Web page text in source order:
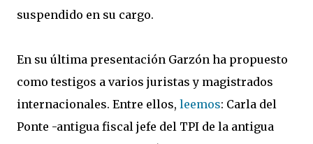
suspendido en su cargo.
En su última presentación Garzón ha propuesto
como testigos a varios juristas y magistrados
internacionales. Entre ellos, leemos: Carla del
Ponte -antigua fiscal jefe del TPI de la antigua